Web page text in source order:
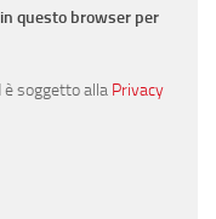
questo browser per
è soggetto alla Privacy